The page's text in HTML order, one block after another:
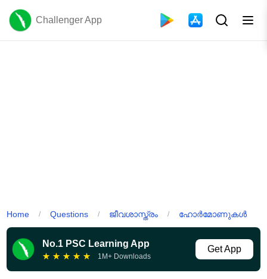
Challenger App
Home / Questions / ജീവശാസ്ത്രം / ഹോർമോണുകൾ
No.1 PSC Learning App
★ ★ ★ ★ ★ 1M+ Downloads
Get App